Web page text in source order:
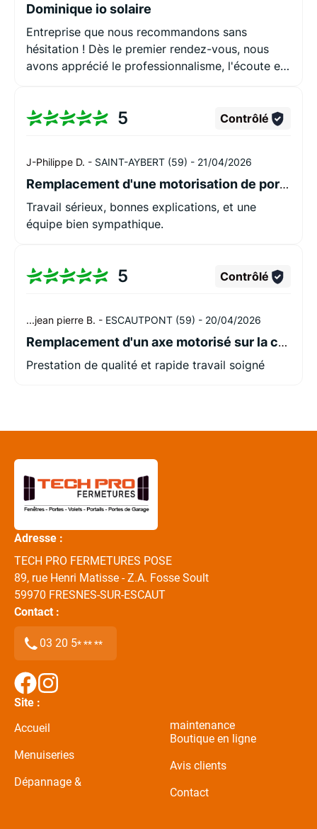
Dominique io solaire
Entreprise que nous recommandons sans
hésitation ! Dès le premier rendez-vous, nous
avons apprécié le professionnalisme, l'écoute et
étaient claires et adaptées à nos besoins. Les
ont été réalisés avec soin, dans les délais
annoncés et avec un chantier laissé propre. Le
rapport qualité-prix est excellent et nos volets
fonctionnent désormais parfaitement. Un grand
merci à toute l'équipe pour son sérieux, sa
n'hésiterons pas à faire de nouveau appel à leur
service.
5 Contrôlé
J-Philippe D. - SAINT-AYBERT (59) - 21/04/2026
Remplacement d'une motorisation de portail sur la commune de Thivencelle.
Travail sérieux, bonnes explications, et une
équipe bien sympathique.
5 Contrôlé
...jean pierre B. - ESCAUTPONT (59) - 20/04/2026
Remplacement d'un axe motorisé sur la commune d'Escautpont.
Prestation de qualité et rapide travail soigné
Adresse :
TECH PRO FERMETURES POSE
89, rue Henri Matisse - Z.A. Fosse Soult
59970 FRESNES-SUR-ESCAUT
Contact :
03 20 5* ** **
Site :
Accueil
Menuiseries
Dépannage &
maintenance
Boutique en ligne
Avis clients
Contact